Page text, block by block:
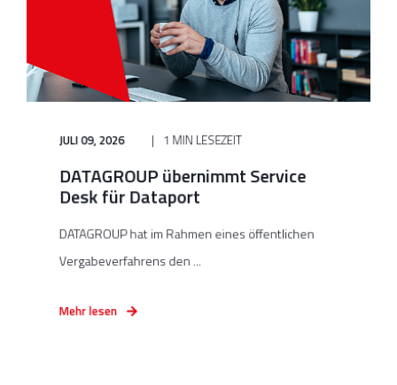
JULI 09, 2026 1 MIN LESEZEIT
DATAGROUP übernimmt Service
Desk für Dataport
DATAGROUP hat im Rahmen eines öffentlichen
Vergabeverfahrens den ...
Mehr lesen